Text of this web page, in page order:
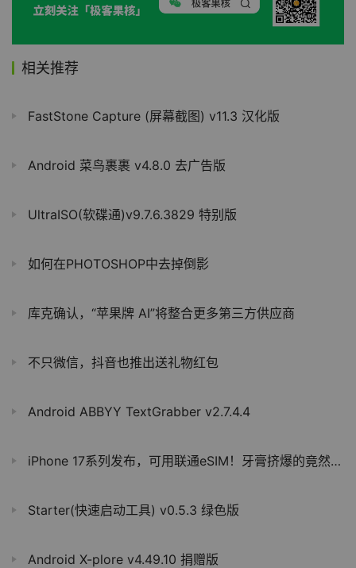
相关推荐
FastStone Capture (屏幕截图) v11.3 汉化版
Android 菜鸟裹裹 v4.8.0 去广告版
UltraISO(软碟通)v9.7.6.3829 特别版
如何在PHOTOSHOP中去掉倒影
库克确认，“苹果牌 AI”将整合更多第三方供应商
不只微信，抖音也推出送礼物红包
Android ABBYY TextGrabber v2.7.4.4
iPhone 17系列发布，可用联通eSIM！牙膏挤爆的竟然是这个版本！
Starter(快速启动工具) v0.5.3 绿色版
Android X-plore v4.49.10 捐赠版